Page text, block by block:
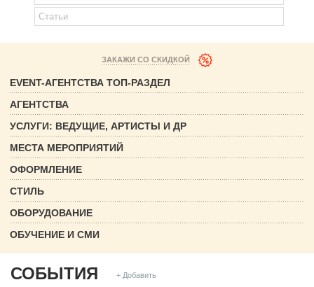
ЗАКАЖИ СО СКИДКОЙ
EVENT-АГЕНТСТВА ТОП-РАЗДЕЛ
АГЕНТСТВА
УСЛУГИ: ВЕДУЩИЕ, АРТИСТЫ И ДР
МЕСТА МЕРОПРИЯТИЙ
ОФОРМЛЕНИЕ
СТИЛЬ
ОБОРУДОВАНИЕ
ОБУЧЕНИЕ И СМИ
СОБЫТИЯ + Добавить